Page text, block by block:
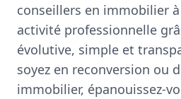
conseillers en immobilier
activité professionnelle
évolutive, simple et
soyez en reconversion ou
immobilier, épanouissez-